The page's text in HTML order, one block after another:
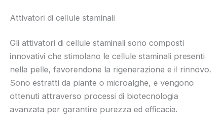
Attivatori di cellule staminali
Gli attivatori di cellule staminali sono composti
innovativi che stimolano le cellule staminali presenti
nella pelle, favorendone la rigenerazione e il rinnovo.
Sono estratti da piante o microalghe, e vengono
ottenuti attraverso processi di biotecnologia
avanzata per garantire purezza ed efficacia.